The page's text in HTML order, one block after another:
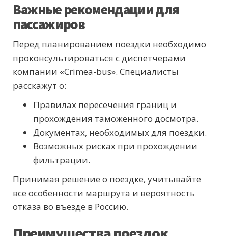
Важные рекомендации для
пассажиров
Перед планированием поездки необходимо
проконсультироваться с диспетчерами
компании «Crimea-bus». Специалисты
расскажут о:
Правилах пересечения границ и
прохождения таможенного досмотра.
Документах, необходимых для поездки.
Возможных рисках при прохождении
фильтрации.
Принимая решение о поездке, учитывайте
все особенности маршрута и вероятность
отказа во въезде в Россию.